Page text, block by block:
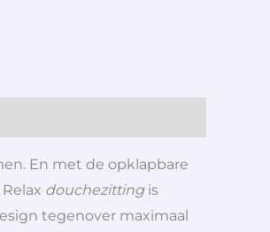
En met de opklapbare
douchezitting is
tegenover maximaal